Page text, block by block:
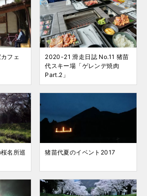
フェ
2020-21 滑走日誌 No.11 猪苗
代スキー場「ゲレンデ焼肉
Part.2」
名所巡
猪苗代夏のイベント2017